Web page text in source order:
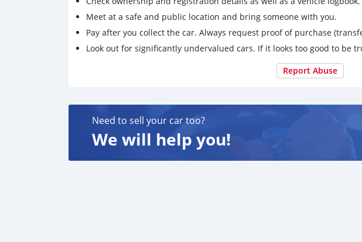
- เครื่องเกียร์ ช่วงล่างสมบูรณ์ กุญแจรีโมท
- รับประกันตัวถังเดิม100%
📣 ซื้อสดไม่มีบวก vat 7%
📣 ฟรี จัดส่งรถถึงหน้าบ้าน ด้วยรถสไลด์
สอง #ติดแบล็คลิสออกรถได้ #ติดเครดิตบูโรออกรถได้ #toyota #hiace #ร
#รถตู้โหม่งน้อย #รถตู้หลังคาเตี้ย #รถตู้ไฮเอช
Meet at a safe and public location and bring someone with you.
Pay after you collect the car. Always request proof of purchase
Look out for significantly undervalued cars. If it looks too good to be
Report Abuse
Need to sell your car too?
We will help you!